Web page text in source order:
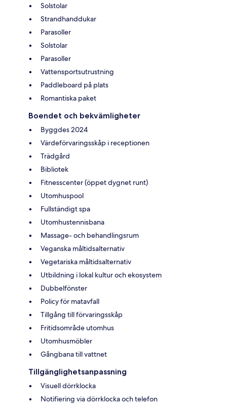
Solstolar
Strandhanddukar
Parasoller
Solstolar
Parasoller
Vattensportsutrustning
Paddleboard på plats
Romantiska paket
Boendet och bekvämligheter
Byggdes 2024
Värdeförvaringsskåp i receptionen
Trädgård
Bibliotek
Fitnesscenter (öppet dygnet runt)
Utomhuspool
Fullständigt spa
Utomhustennisbana
Massage- och behandlingsrum
Veganska måltidsalternativ
Vegetariska måltidsalternativ
Utbildning i lokal kultur och ekosystem
Dubbelfönster
Policy för matavfall
Tillgång till förvaringsskåp
Fritidsområde utomhus
Utomhusmöbler
Gångbana till vattnet
Tillgänglighetsanpassning
Visuell dörrklocka
Notifiering via dörrklocka och telefon